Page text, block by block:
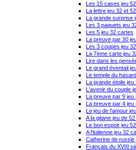
Les 15 cases jeu
La lettre jeu 32 et
La grande surprise
Les 3 paquets jeu
Les 5 jeu 32 cartes
La preuve par 30
Les 3 coupes jeu
La 7ème carte jeu
Lire dans les
Le grand éventail
Le temple du
La grande étoile jeu
L'avenir du couple
La preuve par 9 jeu
La preuve par 4 jeu
Le jeu de l'amour
A la gitane jeu de
Le bon espoir jeu
A l'italienne jeu 32
Catherine de russie
Français du XVIII